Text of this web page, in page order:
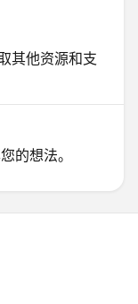
其他资源和支
的想法。